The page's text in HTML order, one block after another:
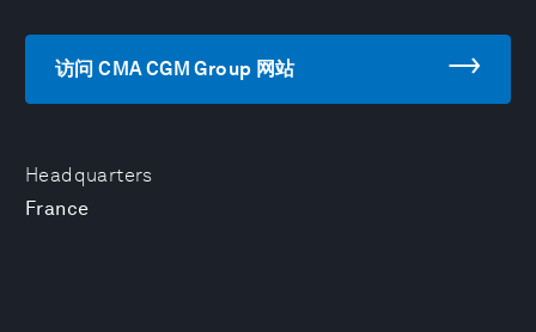
Headquarters
France
访问 CMA CGM Group 网站